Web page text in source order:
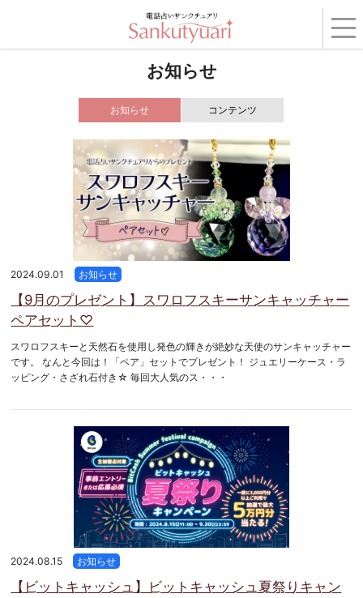
› お知らせ
お知らせ
お知らせ コンテンツ
2024.09.01 お知らせ
【9月のプレゼント】スワロフスキーサンキャッチャー
ペアセット♡
スワロフスキーと天然石を使用し発色の輝きが絶妙な天使のサンキャッチャー
です。 なんと今回は！「ペア」セットでプレゼント！ ジュエリーケース・ラ
ッピング・さざれ石付き☆ 毎回大人気のス・・・
2024.08.15 お知らせ
【ビットキャッシュ】ビットキャッシュ夏祭りキャン